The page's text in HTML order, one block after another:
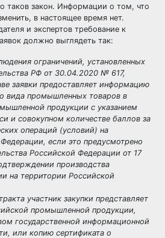
таков закон. Информации о том, что
в настоящее время нет.
и экспертов требование к
должно выглядеть так:
ограничений, установленных
РФ от 30.04.2020 № 617,
заявки предоставляет информацию
вида промышленных товаров в
продукции с указанием
и совокупном количестве баллов за
операций (условий) на
если это предусмотрено
Российской Федерации от 17
производства
на территории Российской
участник закупки представляет
промышленной продукции,
государственной информационной
или копию сертификата о